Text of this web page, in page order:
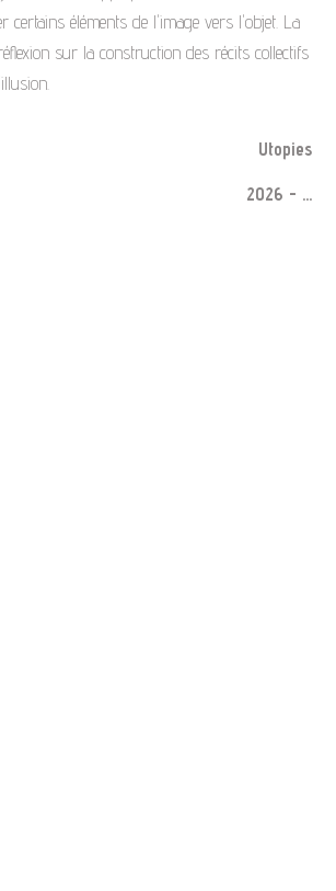
certains éléments de l'image vers l'objet. La
sur la construction des récits collectifs
Utopies
2026 - ...